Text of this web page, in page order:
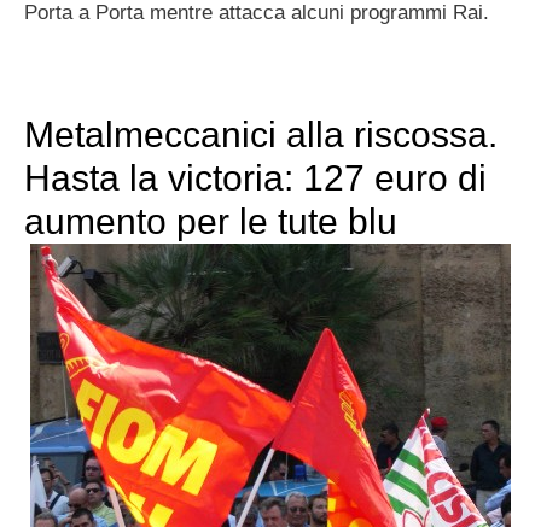
Porta a Porta mentre attacca alcuni programmi Rai.
Metalmeccanici alla riscossa.
Hasta la victoria: 127 euro di
aumento per le tute blu